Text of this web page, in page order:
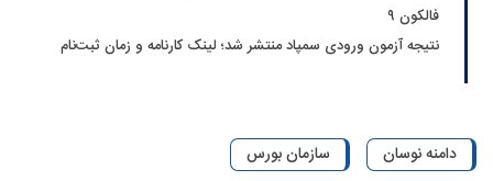
فالکون ۹
نتیجه آزمون ورودی سمپاد منتشر شد؛ لینک کارنامه و زمان ثبت‌نام
دامنه نوسان سازمان بورس